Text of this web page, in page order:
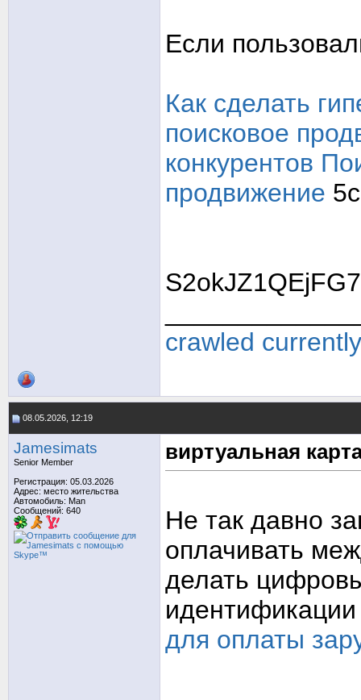
Если
Как сделать
поисковое
конкурентов
продвижение
crawled
08.05.2026, 12:19
Jamesimats
Senior Member
Регистрация: 05.03.2026
Адрес: место жительства
Автомобиль: Man
Сообщений: 640
виртуальная
Не так давно
оплачивать
делать
для оплаты